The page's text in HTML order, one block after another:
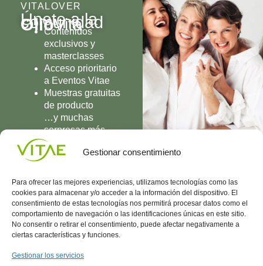
Gestionar consentimiento
Para ofrecer las mejores experiencias, utilizamos tecnologías como las
cookies para almacenar y/o acceder a la información del dispositivo. El
consentimiento de estas tecnologías nos permitirá procesar datos como el
comportamiento de navegación o las identificaciones únicas en este sitio.
No consentir o retirar el consentimiento, puede afectar negativamente a
ciertas características y funciones.
Gestionar los servicios
VITALOVER
Únete a la
comunidad
OlioVita
Contenidos
exclusivos y
masterclasses
Acceso prioritario
a Eventos Vitae
Muestras gratuitas
de producto
…y muchas
sorpresas más
UNIRME
Conocenos
Vitae
l
Política
de
(+34)
935